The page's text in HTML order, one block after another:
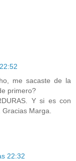
me sacaste de la
primero?
Y si es con
Marga.
22:32